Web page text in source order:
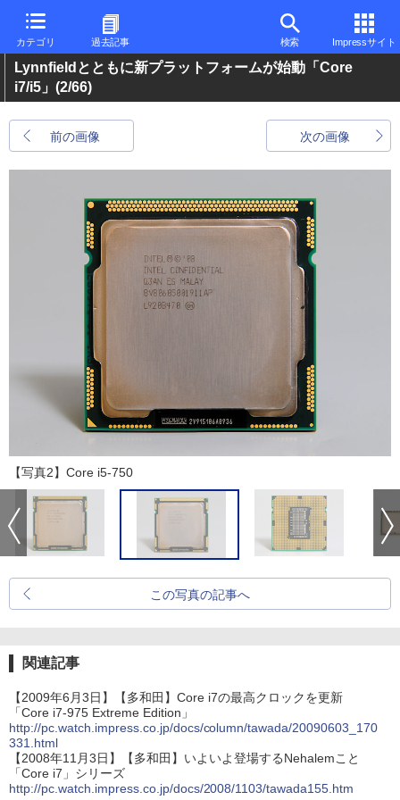
カテゴリ 過去記事 検索 Impressサイト
Lynnfieldとともに新プラットフォームが始動「Core
i7/i5」 (2/66)
前の画像 次の画像
【写真2】Core i5-750
この写真の記事へ
関連記事
【2009年6月3日】【多和田】Core i7の最高クロックを更新
「Core i7-975 Extreme Edition」
http://pc.watch.impress.co.jp/docs/column/tawada/20090603_170
331.html
【2008年11月3日】【多和田】いよいよ登場するNehalemこと
「Core i7」シリーズ
http://pc.watch.impress.co.jp/docs/2008/1103/tawada155.htm